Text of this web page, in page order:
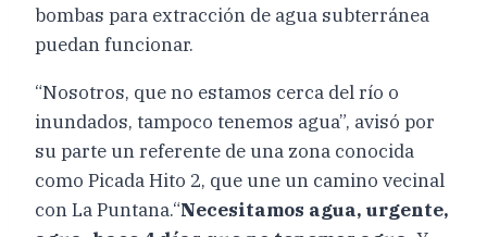
bombas para extracción de agua subterránea
puedan funcionar.
“Nosotros, que no estamos cerca del río o
inundados, tampoco tenemos agua”, avisó por
su parte un referente de una zona conocida
como Picada Hito 2, que une un camino vecinal
con La Puntana.“Necesitamos agua, urgente,